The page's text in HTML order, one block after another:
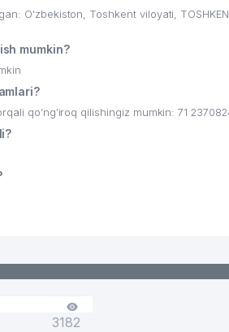
O'zbekiston, Toshkent viloyati,
mumkin?
qo’ng’iroq qilishingiz mumkin: 71
3182